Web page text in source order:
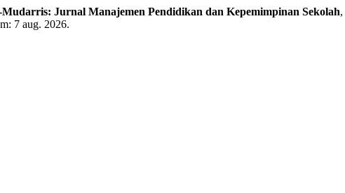
Jurnal Manajemen Pendidikan dan Kepemimpinan Sekolah,
7 aug. 2026.